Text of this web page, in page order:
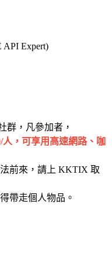
Expert)
群，凡參加者，
人，可享用高速網路、咖
前來，請上 KKTIX 取
帶走個人物品。